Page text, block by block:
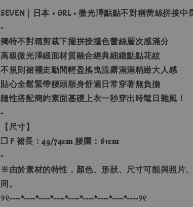
SEVEN｜日本 • GRL • 微光澤點點不對稱蕾絲拼接中
-
獨特不對稱剪裁下擺拼接撞色蕾絲層次感滿分
高級微光澤緞面材質融合經典細緻點點花紋
不規則裙襬走動間輕盈搖曳流露滿滿精緻大人感
貼心全鬆緊帶腰頭順身舒適日常穿著無負擔
隨性搭配簡約素面基礎上衣一秒穿出時髦日雜風！
-
【尺寸】
❐ F 裙長：49/74𝐜𝐦 腰圍：61𝐜𝐦
-
※由於素材的特性，顏色、形狀、尺寸可能與照片
同。
୨୧----*----*----*----*----*----*----*----*----୨୧